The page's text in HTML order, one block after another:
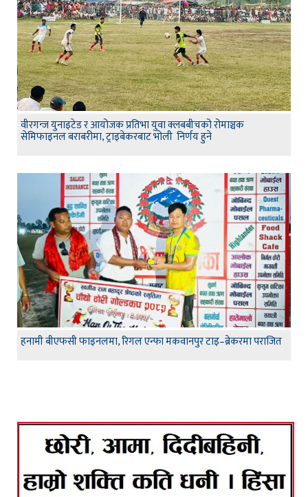
वीरगन्ज युनाइटेड र आयोजक प्रतिभा युवा क्लबबीचको रोमाञ्चक
सेमिफाइनल बराबरीमा, ट्राइबेकरबाट भोली निर्णय हुने
हनामी बीएफसी फाइनलमा, रिगल एन्फा मकवानपुर टाइ–ब्रेकरमा पराजित